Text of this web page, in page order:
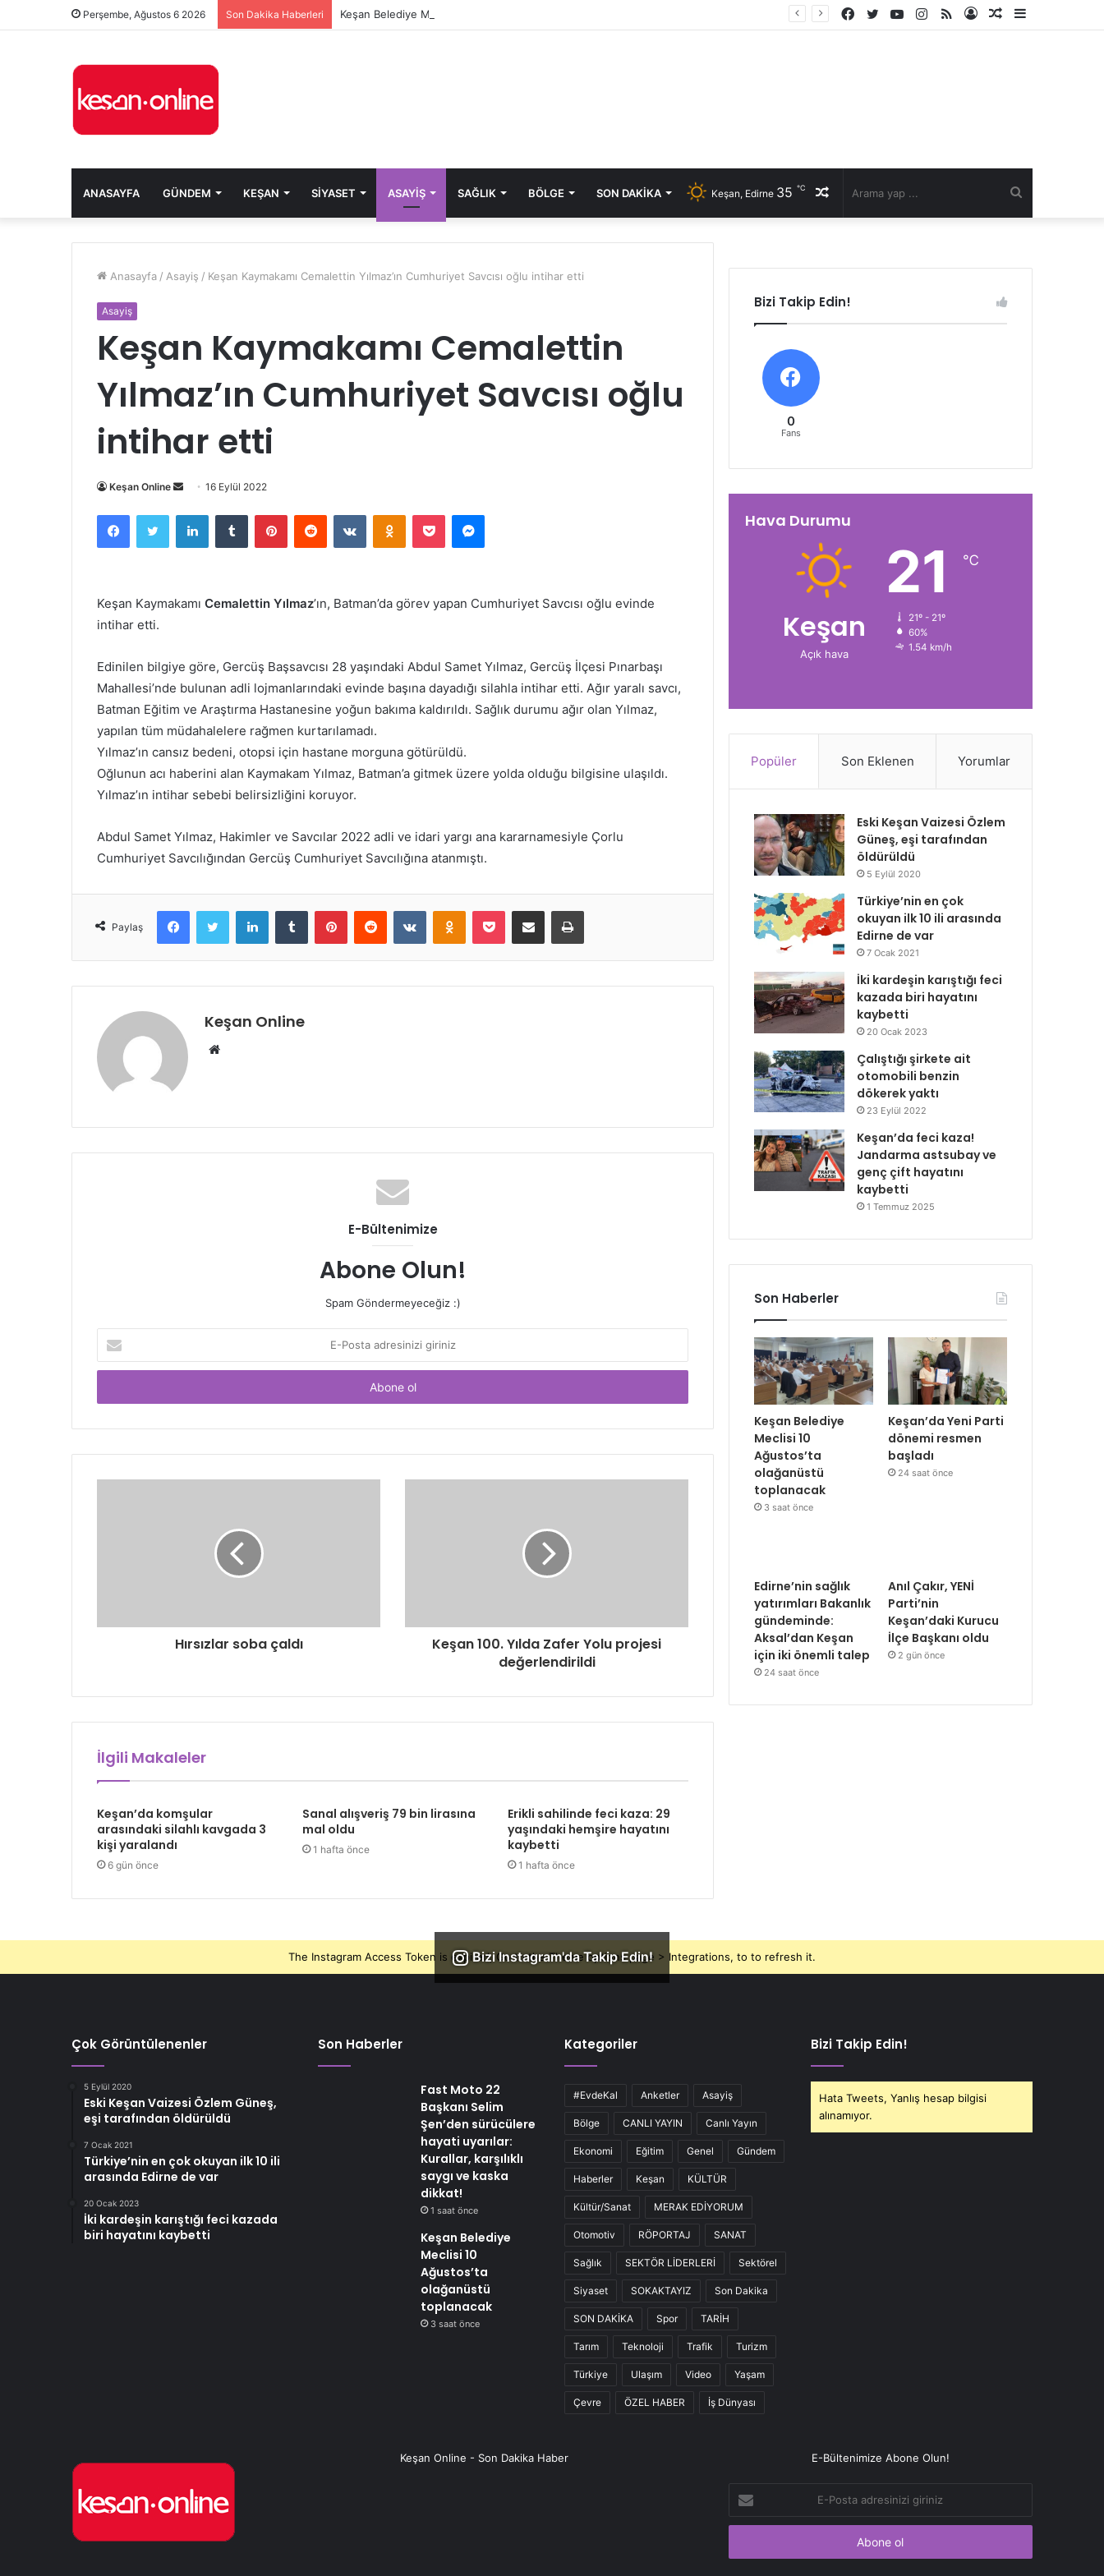
Perşembe, Ağustos 6 2026 Son Dakika Haberleri Keşan Belediye Meclisi 10 Ağustos’ta olağanüstü toplanacak
Kenar
Rastgele
Kayıt
RSS
Instagram
YouTube
Twitter
Facebook
ANASAYFA GÜNDEM KEŞAN SIYASET ASAYIŞ SAĞLIK BÖLGE SON DAKIKA Rastgele
Keşan, Edirne 35 ℃
Anasayfa / Asayiş / Keşan Kaymakamı Cemalettin Yılmaz’ın Cumhuriyet Savcısı oğlu intihar etti
Asayiş
Keşan Kaymakamı Cemalettin
Yılmaz’ın Cumhuriyet Savcısı oğlu
intihar etti
Keşan Online
Bir
posta
göndermek
16 Eylül 2022
FacebookTwitter LinkedInTumblr PinterestReddit VKontakteOdnoklassniki
Pocket Messenger
Keşan Kaymakamı Cemalettin Yılmaz’ın, Batman’da görev yapan Cumhuriyet Savcısı oğlu evinde
intihar etti.
Edinilen bilgiye göre, Gercüş Başsavcısı 28 yaşındaki Abdul Samet Yılmaz, Gercüş İlçesi Pınarbaşı
Mahallesi’nde bulunan adli lojmanlarındaki evinde başına dayadığı silahla intihar etti. Ağır yaralı savcı,
Batman Eğitim ve Araştırma Hastanesine yoğun bakıma kaldırıldı. Sağlık durumu ağır olan Yılmaz,
yapılan tüm müdahalelere rağmen kurtarılamadı.
Yılmaz’ın cansız bedeni, otopsi için hastane morguna götürüldü.
Oğlunun acı haberini alan Kaymakam Yılmaz, Batman’a gitmek üzere yolda olduğu bilgisine ulaşıldı.
Yılmaz’ın intihar sebebi belirsizliğini koruyor.
Abdul Samet Yılmaz, Hakimler ve Savcılar 2022 adli ve idari yargı ana kararnamesiyle Çorlu
Cumhuriyet Savcılığından Gercüş Cumhuriyet Savcılığına atanmıştı.
Paylaş
FacebookTwitter LinkedInTumblr PinterestReddit VKontakteOdnoklassniki
Pocket E-Posta ile paylaş Yazdır
Keşan Online
Web
E-Bültenimize
Abone Olun!
Spam Göndermeyeceğiz :)
Posta
adresinizi
Hırsızlar soba çaldı
Keşan 100. Yılda Zafer Yolu projesi
değerlendirildi
İlgili Makaleler
Keşan’da komşular
arasındaki silahlı kavgada 3
kişi yaralandı
6 gün önce
Sanal alışveriş 79 bin lirasına
mal oldu
1 hafta önce
Erikli sahilinde feci kaza: 29
yaşındaki hemşire hayatını
kaybetti
1 hafta önce
Bizi Takip Edin!
0
Fans
Hava Durumu
Keşan
Açık hava
21 ℃
21º - 21º
60%
1.54 km/h
Popüler Son Eklenen Yorumlar
Eski Keşan Vaizesi Özlem
Güneş, eşi tarafından
öldürüldü
5 Eylül 2020
Türkiye’nin en çok
okuyan ilk 10 ili arasında
Edirne de var
7 Ocak 2021
İki kardeşin karıştığı feci
kazada biri hayatını
kaybetti
20 Ocak 2023
Çalıştığı şirkete ait
otomobili benzin
dökerek yaktı
23 Eylül 2022
Keşan’da feci kaza!
Jandarma astsubay ve
genç çift hayatını
kaybetti
1 Temmuz 2025
Son Haberler
Keşan Belediye
Meclisi 10
Ağustos’ta
olağanüstü
toplanacak
3 saat önce
Keşan’da Yeni Parti
dönemi resmen
başladı
24 saat önce
Edirne’nin sağlık
yatırımları Bakanlık
gündeminde:
Aksal’dan Keşan
için iki önemli talep
24 saat önce
Anıl Çakır, YENİ
Parti’nin
Keşan’daki Kurucu
İlçe Başkanı oldu
2 gün önce
Bizi Instagram'da Takip Edin!
The Instagram Access Token is expired, Go to the Theme options page > Integrations, to to refresh it.
Çok Görüntülenenler
5 Eylül 2020
Eski Keşan Vaizesi Özlem Güneş,
eşi tarafından öldürüldü
7 Ocak 2021
Türkiye’nin en çok okuyan ilk 10 ili
arasında Edirne de var
20 Ocak 2023
İki kardeşin karıştığı feci kazada
biri hayatını kaybetti
Son Haberler
Fast Moto 22
Başkanı Selim
Şen’den sürücülere
hayati uyarılar:
Kurallar, karşılıklı
saygı ve kaska
dikkat!
1 saat önce
Keşan Belediye
Meclisi 10
Ağustos’ta
olağanüstü
toplanacak
3 saat önce
Kategoriler
#EvdeKal Anketler Asayiş
Bölge CANLI YAYIN Canlı Yayın
Ekonomi Eğitim Genel Gündem
Haberler Keşan KÜLTÜR
Kültür/Sanat MERAK EDİYORUM
Otomotiv RÖPORTAJ SANAT
Sağlık SEKTÖR LİDERLERİ Sektörel
Siyaset SOKAKTAYIZ Son Dakika
SON DAKİKA Spor TARİH
Tarım Teknoloji Trafik Turizm
Türkiye Ulaşım Video Yaşam
Çevre ÖZEL HABER İş Dünyası
Bizi Takip Edin!
Hata Tweets, Yanlış hesap bilgisi
alınamıyor.
Keşan Online - Son Dakika Haber E-Bültenimize Abone Olun!
Posta
adresinizi